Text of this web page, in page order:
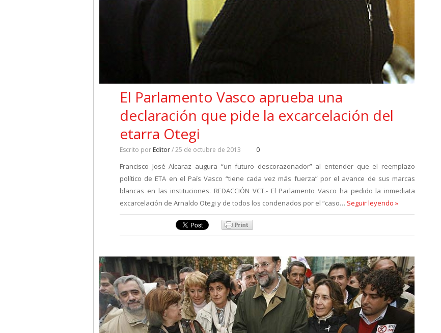
El Parlamento Vasco aprueba una
declaración que pide la excarcelación del
etarra Otegi
Escrito por Editor/ 25 de octubre de 2013 0
Francisco José Alcaraz augura “un futuro descorazonador” al entender que el reemplazo
político de ETA en el País Vasco “tiene cada vez más fuerza” por el avance de sus marcas
blancas en las instituciones. REDACCIÓN VCT.- El Parlamento Vasco ha pedido la inmediata
excarcelación de Arnaldo Otegi y de todos los condenados por el “caso… Seguir leyendo »